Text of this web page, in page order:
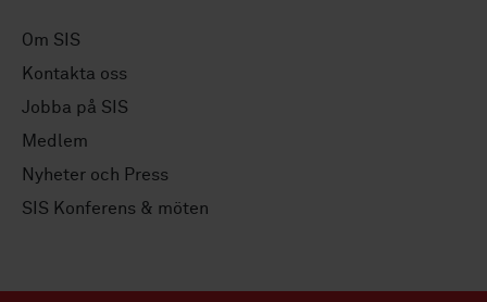
Om SIS
Kontakta oss
Jobba på SIS
Medlem
Nyheter och Press
SIS Konferens & möten